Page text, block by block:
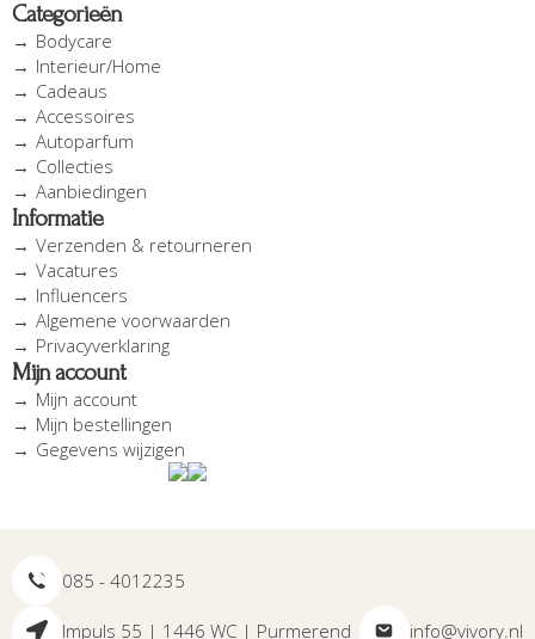
Categorieën
Bodycare
Interieur/Home
Cadeaus
Accessoires
Autoparfum
Collecties
Aanbiedingen
Informatie
Verzenden & retourneren
Vacatures
Influencers
Algemene voorwaarden
Privacyverklaring
Mijn account
Mijn account
Mijn bestellingen
Gegevens wijzigen
085 - 4012235
Impuls 55 | 1446 WC | Purmerend info@vivory.nl